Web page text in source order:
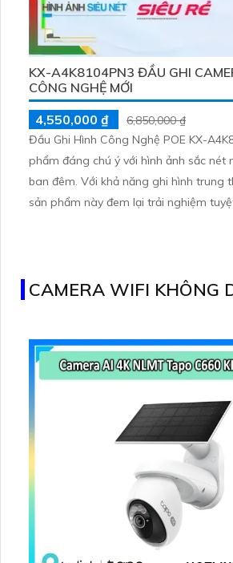
KX-A4K8104PN3 ĐẦU GHI
CÔNG NGHỆ MỚI
4,550,000 ₫
6,850,000 ₫
Đầu Ghi Hình Công Nghệ POE KX-
phẩm đáng chú ý với hình ảnh sắc nét
ban đêm. Với khả năng ghi hình trung thực và chất lượng,
sản phẩm này đem lại trải nghiệm
CAMERA WIFI KHÔNG